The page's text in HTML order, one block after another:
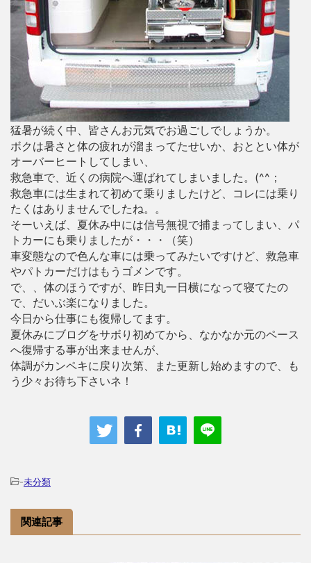
猛暑が続く中、皆さんお元気でお過ごしでしょうか。
ボクは暑さと体の疲れが溜まってたせいか、おととい体が
オーバーヒートしてしまい、
救急車で、近くの病院へ運ばれてしまいました。(^^；
救急車には生まれて初めて乗りましたけど、コレには乗り
たくはありませんでしたね。。
そーいえば、夏休み中には信号無視で捕まってしまい、パ
トカーにも乗りましたが・・・（笑）
車変態なので色んな車には乗ってみたいですけど、救急車
やパトカーだけはもうゴメンです。
で、、体のほうですが、昨日丸一日横になって寝てたの
で、だいぶ楽になりました。
今日から仕事にも復帰してます。
夏休みにブログをサボり初めてから、なかなか元のペース
へ復帰する事が出来ませんが、
体調がカンペキに戻り次第、また更新し始めますので、も
う少々お待ち下さいネ！
-未分類
関連記事